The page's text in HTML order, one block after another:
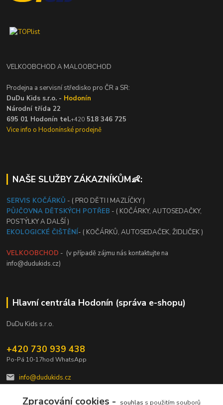
VELKOOBCHOD A MALOOBCHOD
Prodejna a servisní středisko pro ČR a SR:
DuDu Kids s.r.o. - Hodonín
Národní třída 22
695 01 Hodonín tel.+420 518 346 725
Vice info o Hodonínské prodejně
NAŠE SLUŽBY ZÁKAZNÍKŮM👶:
SERVIS KOČÁRKŮ - ( PRO DĚTI I MAZLÍČKY )
PŮJČOVNA DĚTSKÝCH POTŘEB - ( KOČÁRKY, AUTOSEDAČKY,
POSTÝLKY A DALŠÍ )
EKOLOGICKÉ ČIŠTĚNÍ- ( KOČÁRKŮ, AUTOSEDAČEK, ŽIDLIČEK )
VELKOOBCHOD - (v případě zájmu nás kontaktujte na
info@dudukids.cz)
Hlavní centrála Hodonín (správa e-shopu)
DuDu Kids s.r.o.
+420 730 939 438
Po-Pá 10-17hod WhatsApp
info@dudukids.cz
Zpracování cookies - souhlas s použitím souborů